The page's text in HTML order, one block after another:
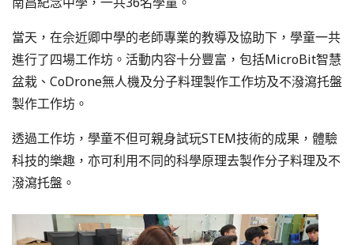
當天，在佘近卿中學的老師專業的教導及協助下，學童一共
進行了四場工作坊。活動内容十分豐富，包括MicroBit智慧
盆栽、CoDrone無人機及分子料理製作工作坊及不潑瀉托盤
製作工作坊。
透過工作坊，學童不但可親身試玩STEM技術的成果，體驗
科技的樂趣，亦可利用不同的科學原理去製作分子料理及不
潑瀉托盤。